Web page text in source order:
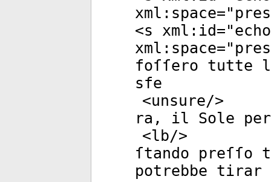
xml:space="
<s xml:id="
xml:space="
foſſero tutte
sfe
<unsure/>
ra, il Sole
<lb/>
ſtando
potrebbe